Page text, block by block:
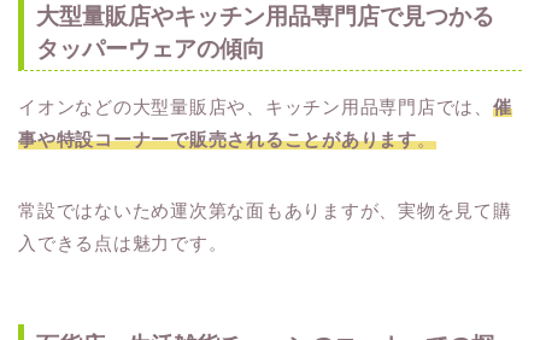
大型量販店やキッチン用品専門店で見つかる
タッパーウェアの傾向
イオンなどの大型量販店や、キッチン用品専門店では、 催
事や特設コーナーで販売されることがあります。
常設ではないため運次第な面もありますが、実物を見て購
入できる点は魅力です。